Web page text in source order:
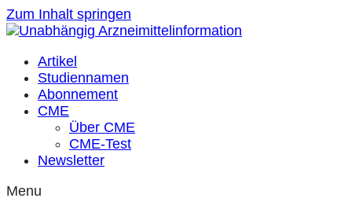
Zum Inhalt springen
Artikel
Studiennamen
Abonnement
CME
Über CME
CME-Test
Newsletter
Menu